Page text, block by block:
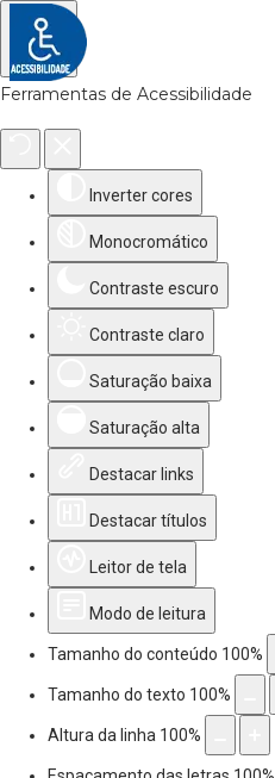
Ferramentas de Acessibilidade
Inverter cores
Monocromático
Contraste escuro
Contraste claro
Saturação baixa
Saturação alta
Destacar links
Destacar títulos
Leitor de tela
Modo de leitura
Tamanho do conteúdo 100%
Tamanho do texto 100%
Altura da linha 100%